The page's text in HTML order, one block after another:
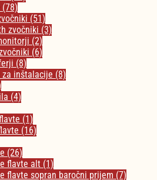
(78)
(51)
zvočniki (3)
(2)
(6)
(8)
za inštalacije (8)
(4)
(1)
(16)
(26)
flavte alt (1)
flavte sopran baročni prijem (7)